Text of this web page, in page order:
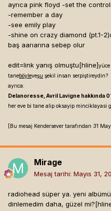
ayrıca pink floyd -set the
-remember a day
-see emily play
-shine on crazy diamond (pt.1-
baş aarıarına sebep olur
edit=link yanış olmuştu[hline]
taneböyleveşu şekil insan serpiştireydin?
ayrıca:
Delanoresse, Avril Lavigne hakkında
her eve bi tane alip oksayip minciklayasi
[Bu mesaj Kendersever tarafından 31
Mirage
Mesaj tarihi: Mayıs 31,
radiohead süper ya. yeni
dinlemedim daha, güzel